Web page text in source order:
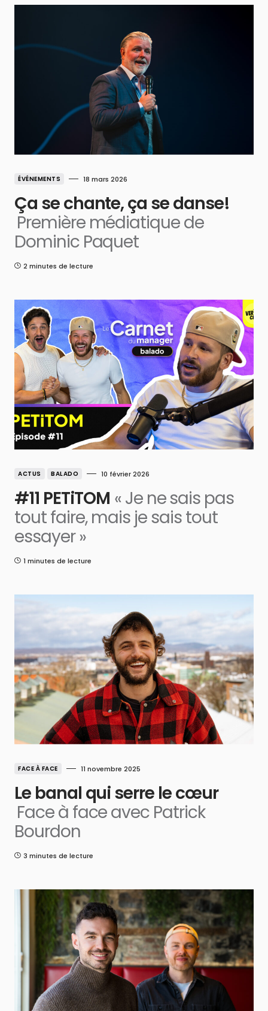
ÉVÉNEMENTS 18 mars 2026
Ça se chante, ça se danse!
Première médiatique de
Dominic Paquet
2 minutes de lecture
ACTUS BALADO 10 février 2026
#11 PETiTOM « Je ne sais pas
tout faire, mais je sais tout
essayer »
1 minutes de lecture
FACE À FACE 11 novembre 2025
Le banal qui serre le cœur
Face à face avec Patrick
Bourdon
3 minutes de lecture